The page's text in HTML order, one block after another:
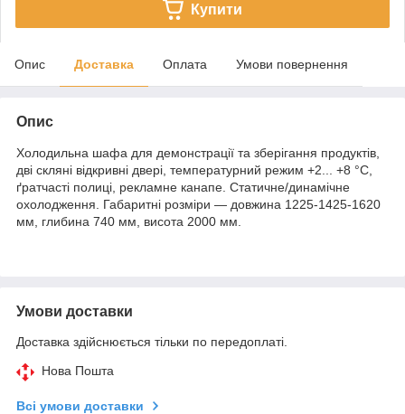
Купити
Опис Доставка Оплата Умови повернення
Опис
Холодильна шафа для демонстрації та зберігання продуктів,
дві скляні відкривні двері, температурний режим +2... +8 °C,
ґратчасті полиці, рекламне канапе. Статичне/динамічне
охолодження. Габаритні розміри — довжина 1225-1425-1620
мм, глибина 740 мм, висота 2000 мм.
Умови доставки
Доставка здійснюється тільки по передоплаті.
Нова Пошта
Всі умови доставки